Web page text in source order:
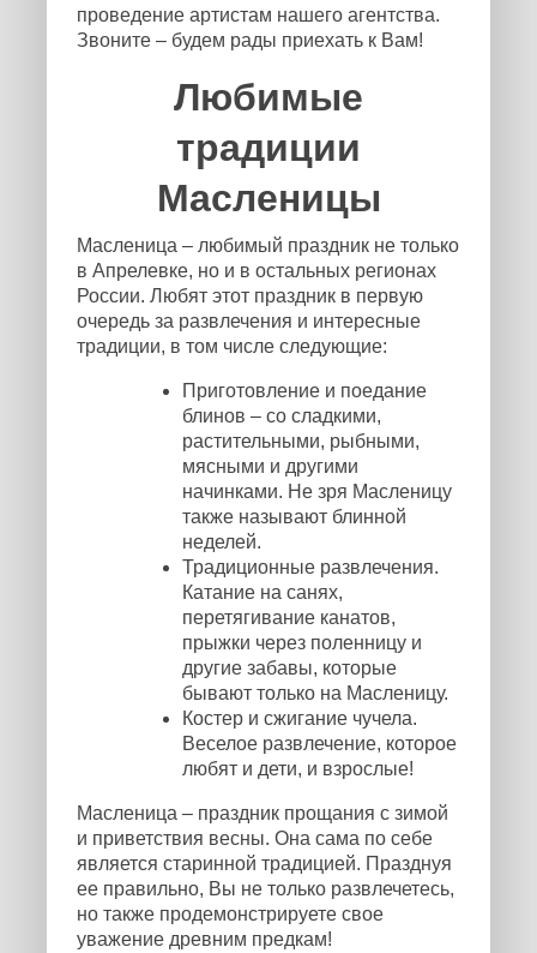
проведение артистам нашего агентства.
Звоните – будем рады приехать к Вам!
Любимые
традиции
Масленицы
Масленица – любимый праздник не только
в Апрелевке, но и в остальных регионах
России. Любят этот праздник в первую
очередь за развлечения и интересные
традиции, в том числе следующие:
Приготовление и поедание
блинов – со сладкими,
растительными, рыбными,
мясными и другими
начинками. Не зря Масленицу
также называют блинной
неделей.
Традиционные развлечения.
Катание на санях,
перетягивание канатов,
прыжки через поленницу и
другие забавы, которые
бывают только на Масленицу.
Костер и сжигание чучела.
Веселое развлечение, которое
любят и дети, и взрослые!
Масленица – праздник прощания с зимой
и приветствия весны. Она сама по себе
является старинной традицией. Празднуя
ее правильно, Вы не только развлечетесь,
но также продемонстрируете свое
уважение древним предкам!